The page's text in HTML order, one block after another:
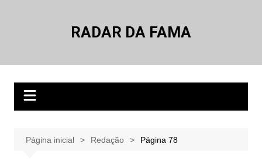
RADAR DA FAMA
Página inicial Redação Página 78